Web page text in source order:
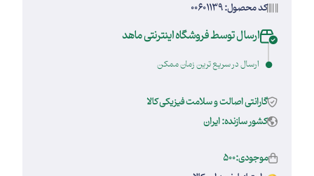
کد محصول: 00601139
ارسال توسط فروشگاه اینترنتی ماهد
ارسال در سریع ترین زمان ممکن
گارانتی اصالت و سلامت فیزیکی کالا
کشور سازنده: ایران
موجودی:500